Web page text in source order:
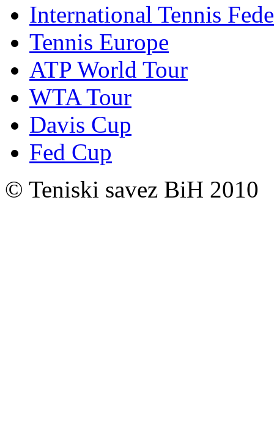
International Tennis
Tennis Europe
ATP World Tour
WTA Tour
Davis Cup
Fed Cup
© Teniski savez BiH 2010